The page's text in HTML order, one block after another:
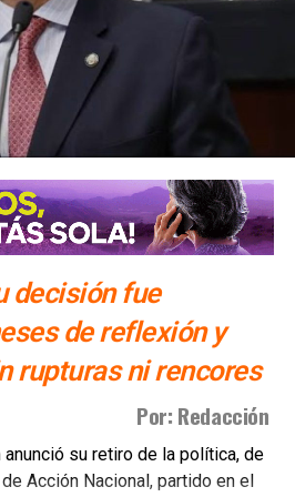
decisión fue
de reflexión y
rupturas ni rencores
Por: Redacción
su retiro de la política, de
Acción Nacional, partido en el